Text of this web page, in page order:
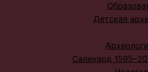
Детская
Салехард